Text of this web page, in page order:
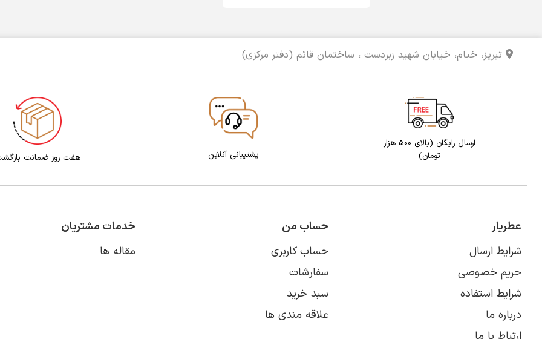
تبریز، خیام، خیابان شهید زبردست ، ساختمان قائم (دفتر مرکزی)
ارسال رایگان (بالای 500 هزار
تومان)
پشتیبانی آنلاین هفت روز ضمانت
عطریار
شرایط ارسال
حریم خصوصی
شرایط استفاده
درباره ما
حساب من
حساب کاربری
سفارشات
سبد خرید
علاقه مندی ها
خدمات مشتریان
مقاله ها